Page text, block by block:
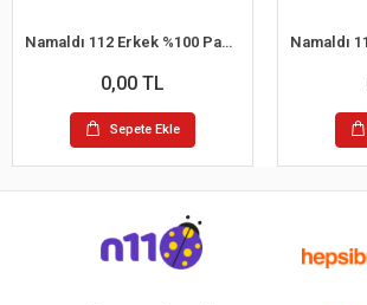
Namaldı 112 Erkek %100 Pamuk Atlet L 6'lı Paket
0,00 TL
Sepete Ekle